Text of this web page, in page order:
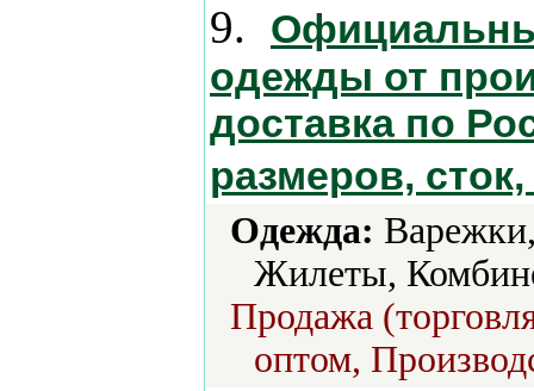
9.
одежды от
доставка по
размеров,
Одежда:
Жилеты,
Продажа
оптом,